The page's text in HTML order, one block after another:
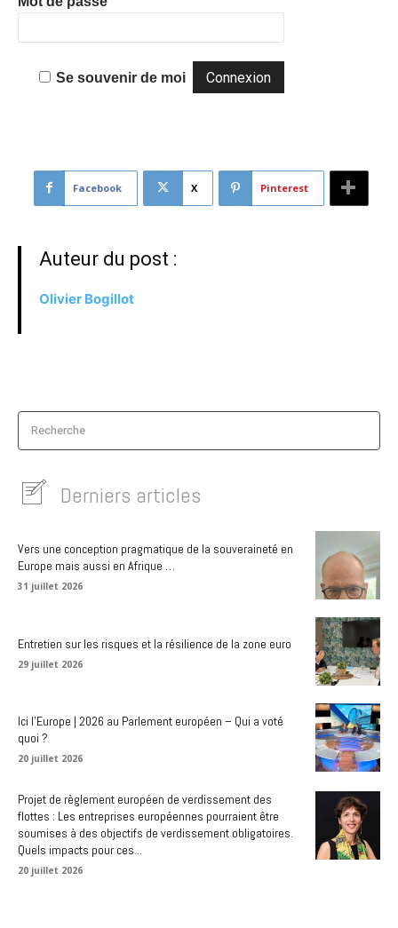
Se souvenir de moi
Facebook X Pinterest
Auteur du post :
Olivier Bogillot
Recherche
Derniers articles
Vers une conception pragmatique de la souveraineté en
Europe mais aussi en Afrique …
31 juillet 2026
Entretien sur les risques et la résilience de la zone euro
29 juillet 2026
Ici l’Europe | 2026 au Parlement européen – Qui a voté
quoi ?
20 juillet 2026
Projet de règlement européen de verdissement des
flottes : Les entreprises européennes pourraient être
soumises à des objectifs de verdissement obligatoires.
Quels impacts pour ces...
20 juillet 2026